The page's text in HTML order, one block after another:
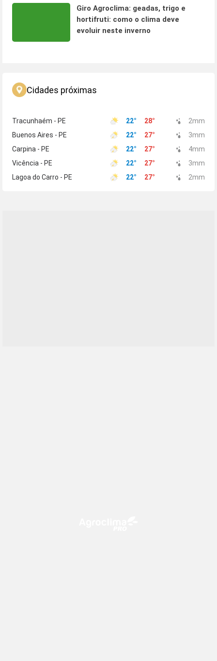
Giro Agroclima: geadas, trigo e
hortifruti: como o clima deve
evoluir neste inverno
Cidades próximas
Tracunhaém - PE 22° 28° 2mm
Buenos Aires - PE
22° 27° 3mm
Carpina - PE
22° 27° 4mm
Vicência - PE
22° 27° 3mm
Lagoa do Carro - PE
22° 27° 2mm